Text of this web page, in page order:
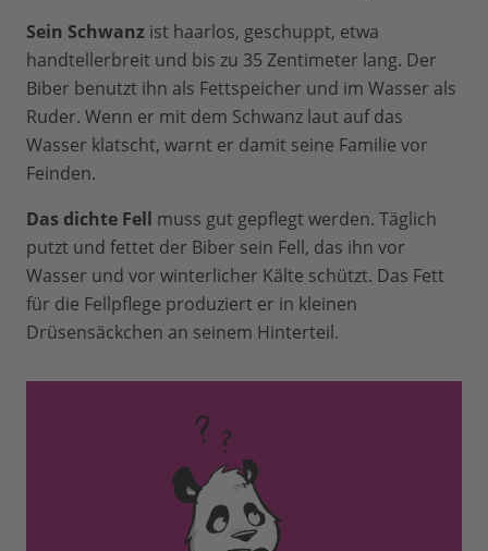
Sein Schwanz ist haarlos, geschuppt, etwa
handtellerbreit und bis zu 35 Zentimeter lang. Der
Biber benutzt ihn als Fettspeicher und im Wasser als
Ruder. Wenn er mit dem Schwanz laut auf das
Wasser klatscht, warnt er damit seine Familie vor
Feinden.
Das dichte Fell muss gut gepflegt werden. Täglich
putzt und fettet der Biber sein Fell, das ihn vor
Wasser und vor winterlicher Kälte schützt. Das Fett
für die Fellpflege produziert er in kleinen
Drüsensäckchen an seinem Hinterteil.